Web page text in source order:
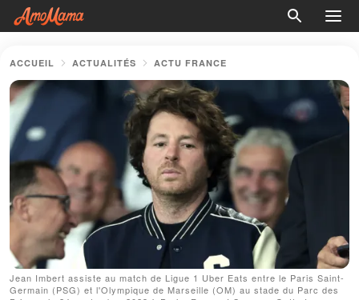
ACCUEIL ACTUALITÉS ACTU FRANCE
Jean Imbert assiste au match de Ligue 1 Uber Eats entre le Paris Saint-
Germain (PSG) et l'Olympique de Marseille (OM) au stade du Parc des